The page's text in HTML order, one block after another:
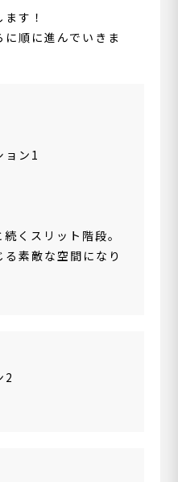
す！
順に進んでいきま
くスリット階段。
素敵な空間になり